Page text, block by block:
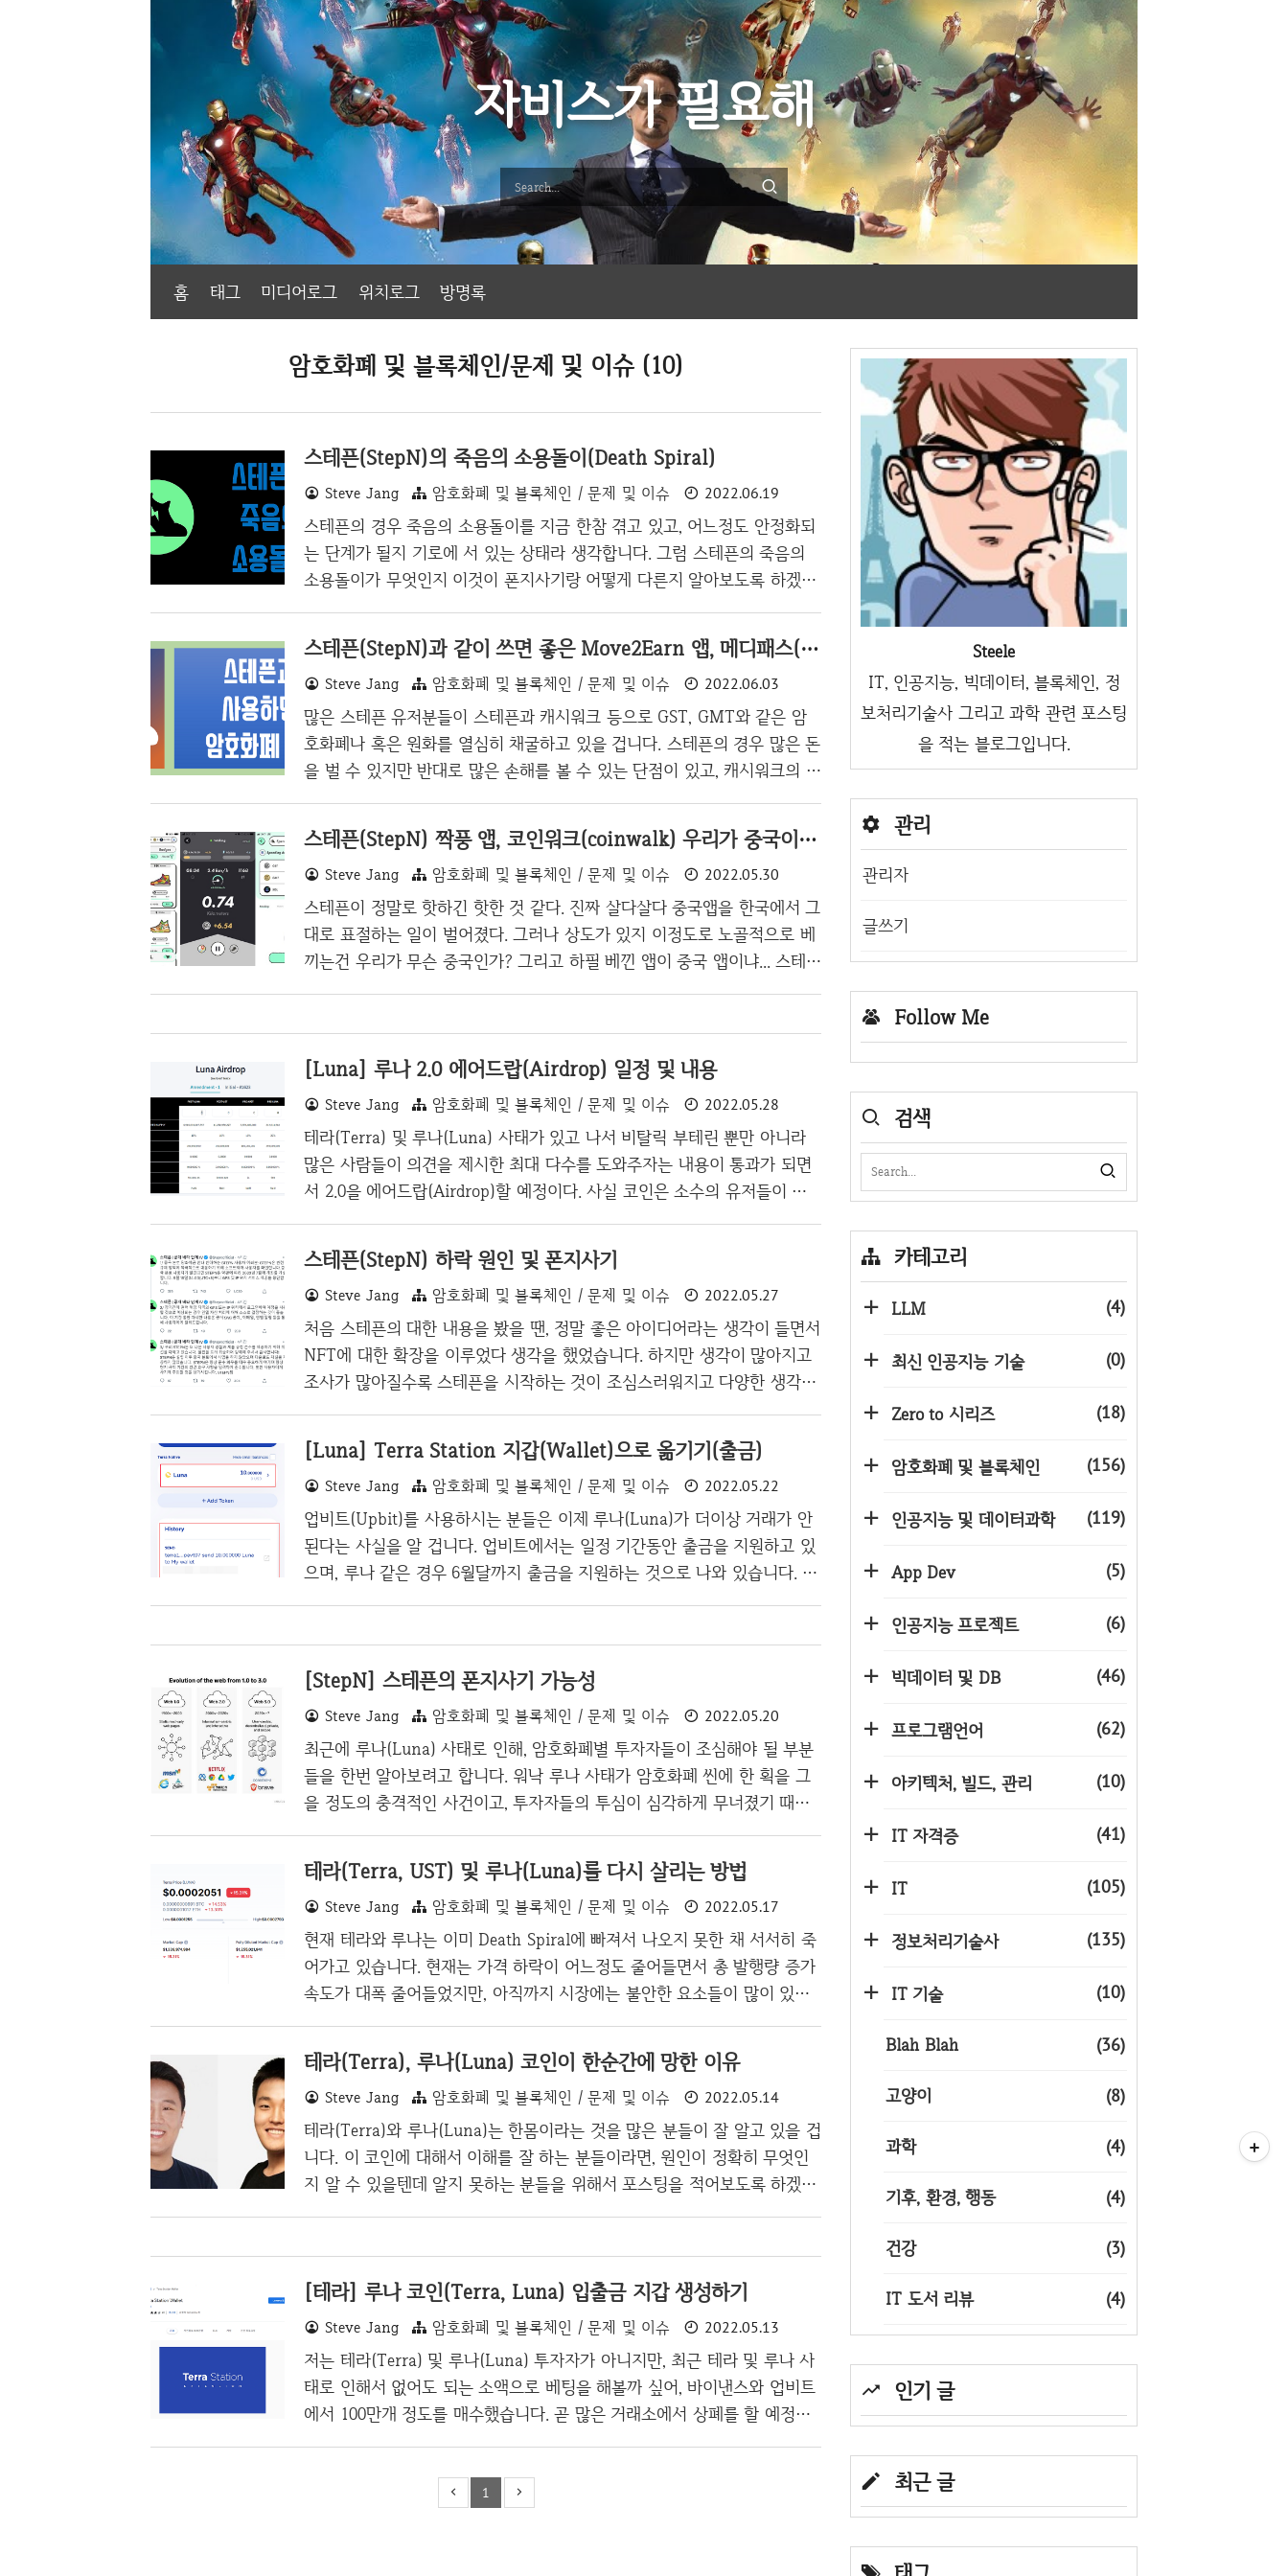
자비스가 필요해
홈 태그 미디어로그 위치로그 방명록
암호화폐 및 블록체인/문제 및 이슈 (10)
스테픈(StepN)의 죽음의 소용돌이(Death Spiral)
Steve Jang 암호화폐 및 블록체인 / 문제 및 이슈 2022.06.19
스테픈의 경우 죽음의 소용돌이를 지금 한참 겪고 있고, 어느정도 안정화되
는 단계가 될지 기로에 서 있는 상태라 생각합니다. 그럼 스테픈의 죽음의
소용돌이가 무엇인지 이것이 폰지사기랑 어떻게 다른지 알아보도록 하겠습
복잡하게 되어 있습니다. 문제는 이렇게 복잡하게 되어 있다면 예상치 못한
문제가 발생할 수 있다는 것입니다. 서브 프라임 모기지 사태가 복잡한 파생
모기지 상품으로 무너졌듯, 화폐 설계가 복잡하면 사이드 이펙이 발생하게
되는 것이죠. 위 스크린 샷은 제가 스테픈을 시작한 후, 신발 NFT의 마켓 가
격을 일정 기간마다 스크린샷으로 찍은 것입니다. Default가 Lowest Price
이기 때문에 쉽게 가장 싼 가격을 찍은것이..
스테픈(StepN)과 같이 쓰면 좋은 Move2Earn 앱, 메디패스(Medipass)
Steve Jang 암호화폐 및 블록체인 / 문제 및 이슈 2022.06.03
많은 스테픈 유저분들이 스테픈과 캐시워크 등으로 GST, GMT와 같은 암
호화폐나 혹은 원화를 열심히 채굴하고 있을 겁니다. 스테픈의 경우 많은 돈
을 벌 수 있지만 반대로 많은 손해를 볼 수 있는 단점이 있고, 캐시워크의 경
으로 저는 메디블록(Medibloc)에서 만든 메디패스(Medipass) 앱을 추천해
드립니다. 캐시워크처럼 불편하지 않으면서도 매수 편리하게 암호화폐를 채
굴할 수 있으며 캐시워크보다 더욱 많은 돈을 주기도 하며, 암호화폐 역시
크게 오를 경우, 꽤 높은 수익률을 자랑할 수 있기 때문입니다. 메디패스의
경우 걸음수만 채워지면 코인을 주며, 출석체크를 해도 코인을 줍니다. 저같
은 경우 어제 200 메디를 받아서..
스테픈(StepN) 짝풍 앱, 코인워크(coinwalk) 우리가 중국이가?
Steve Jang 암호화폐 및 블록체인 / 문제 및 이슈 2022.05.30
스테픈이 정말로 핫하긴 핫한 것 같다. 진짜 살다살다 중국앱을 한국에서 그
대로 표절하는 일이 벌어졌다. 그러나 상도가 있지 이정도로 노골적으로 베
끼는건 우리가 무슨 중국인가? 그리고 하필 베낀 앱이 중국 앱이냐... 스테픈
데 이렇게 앱 만들어서 성공하는 것도 쪽팔리고, 그냥 나오는것 자체가 개
쪽팔리다. 이따위로 만들어 놓고, 네이버 제페토랑 연동한다느니 어쩌느니
말이 많은데.... 진짜 평생 놀림감 당할 것으로 예상되며 이런 앱을 보고 중
슨 가게가 뜨면 그대로 똑같은 가게를 건너편에 오픈하..
[Luna] 루나 2.0 에어드랍(Airdrop) 일정 및 내용
Steve Jang 암호화폐 및 블록체인 / 문제 및 이슈 2022.05.28
테라(Terra) 및 루나(Luna) 사태가 있고 나서 비탈릭 부테린 뿐만 아니라
많은 사람들이 의견을 제시한 최대 다수를 도와주자는 내용이 통과가 되면
서 2.0을 에어드랍(Airdrop)할 예정이다. 사실 코인은 소수의 유저들이 대
더들을 최대한 많이 도와주는 것을 결론을 내렸다. 반대로 대규모 홀더들은
앞으로 어떻게 지원이 될지는 모르겠다. 국내 거래소는 퇴출 루나가 김치 코
인이라고 하지만, 아이러니하게도 국내 거래소에서는 모두 퇴출이 될 예정
이다. 한국 코인 시장에 기름을 끼얹으며 수많은 거래소에 피해를 입힌 이
김치 코인을 누가 좋아하겠냐만, 그래도 가장 큰 거래소인 바이낸스(Binan
ce)에서는 퇴출 시키지 않고, BUSD로..
스테픈(StepN) 하락 원인 및 폰지사기
Steve Jang 암호화폐 및 블록체인 / 문제 및 이슈 2022.05.27
처음 스테픈의 대한 내용을 봤을 땐, 정말 좋은 아이디어라는 생각이 들면서
NFT에 대한 확장을 이루었다 생각을 했었습니다. 하지만 생각이 많아지고
조사가 많아질수록 스테픈을 시작하는 것이 조심스러워지고 다양한 생각을
a)가 결국 폰지사기가 되면서 스테픈 역시 이와 같은 노선을 걸을 수 있다는
점을 경고하고 싶었습니다. 그러다가 최근에 스테픈은 중국 서비스를 중지
하면서 엄청난 폭락을 겪었고, 이로 인해서 솔라나(Solana)도 대규모 폭락
을 하게 된 것으로 보입니다. (아직 확실하지는 않습니다.) 문제는 이제 스테
픈은 정말 폰지사기 길로 갈수 있다는 것입니다. 일단 제가 스테픈이 폰지사
기가 될 수 있는 포스팅은 이전 내용을 확..
[Luna] Terra Station 지갑(Wallet)으로 옮기기(출금)
Steve Jang 암호화폐 및 블록체인 / 문제 및 이슈 2022.05.22
업비트(Upbit)를 사용하시는 분들은 이제 루나(Luna)가 더이상 거래가 안
된다는 사실을 알 겁니다. 업비트에서는 일정 기간동안 출금을 지원하고 있
으며, 루나 같은 경우 6월달까지 출금을 지원하는 것으로 나와 있습니다. 바
갑을 쓰는 것이 낫겠죠. 일단 전용 지갑을 만드는 방법은 이전 포스팅에서
적어놨으니, 아래의 포스팅을 참고하시면 됩니다. [테라] 루나 코인(Terra,
Luna) 입출금 지갑 생성하기 [테라] 루나 코인(Terra, Luna) 입출금 지갑
및 루나 사태..
[StepN] 스테픈의 폰지사기 가능성
Steve Jang 암호화폐 및 블록체인 / 문제 및 이슈 2022.05.20
최근에 루나(Luna) 사태로 인해, 암호화폐별 투자자들이 조심해야 될 부분
들을 한번 알아보려고 합니다. 워낙 루나 사태가 암호화폐 씬에 한 획을 그
을 정도의 충격적인 사건이고, 투자자들의 투심이 심각하게 무너졌기 때문
합니다. 스테픈은 망하더라도 루나처럼 심각하게 무너지지는 않을 겁니다.
루나는 마치 무한루프에 빠진 프로그램처럼 지속적으로 하방을 향해 달려갔
지만, 스테픈은 무너진다 하더라도 서서히 무너질 것이며 순식간에는 무너
지지는 않을 것입니다. 아니 여태까지 암호화폐 역사상 루나같은 케이스가
있나 싶을 정도이니, 스테픈은 그렇게 무너지지는 않겠죠. 그러나 지피지기
면 백전백승이라고, 스테픈을 투자하는 투자자라든지 혹은 앞으로 스테픈..
테라(Terra, UST) 및 루나(Luna)를 다시 살리는 방법
Steve Jang 암호화폐 및 블록체인 / 문제 및 이슈 2022.05.17
현재 테라와 루나는 이미 Death Spiral에 빠져서 나오지 못한 채 서서히 죽
어가고 있습니다. 현재는 가격 하락이 어느정도 줄어들면서 총 발행량 증가
속도가 대폭 줄어들었지만, 아직까지 시장에는 불안한 요소들이 많이 있습
력이 한번 쏘지 않을까?라는 기대감에 매수를 한 사람들이 많으나, 한때 4
사토시까지 갔던, 루나는 1~2 사토시에서 머물며, 곧 2사토시에서 파는 것
도 힘든 모습을 보여줄 것 같습니다. 이미 다른 거래소(ex: 코인원, 바이낸스
등)에서 싸게 살 수 있으며, 국내 거래소인 코인원에서는 현재 0.257원에 매
수가 가능합니다. 거래소에서 입금을 막아놨기 때문에 가격 차이가 안정화
될때까지 입출금이 막힐 가능성이..
테라(Terra), 루나(Luna) 코인이 한순간에 망한 이유
Steve Jang 암호화폐 및 블록체인 / 문제 및 이슈 2022.05.14
테라(Terra)와 루나(Luna)는 한몸이라는 것을 많은 분들이 잘 알고 있을 겁
니다. 이 코인에 대해서 이해를 잘 하는 분들이라면, 원인이 정확히 무엇인
지 알 수 있을텐데 알지 못하는 분들을 위해서 포스팅을 적어보도록 하겠습
요하다라고 생각하여 신현성 티켓 몬스터 창립자와 권도형 전 애플 엔지니
어가 협력하여 테라를 만들게 됩니다. 테라는 국내 코인으로 시총 10위권안
에 안착하며 성공적인 코인으로 급부상하게 되며, 시총이 몇십조원까지 가
나(Luna) 코인은 쉽게 이해하기 힘든 알고리즘으..
[테라] 루나 코인(Terra, Luna) 입출금 지갑 생성하기
Steve Jang 암호화폐 및 블록체인 / 문제 및 이슈 2022.05.13
저는 테라(Terra) 및 루나(Luna) 투자자가 아니지만, 최근 테라 및 루나 사
태로 인해서 없어도 되는 소액으로 베팅을 해볼까 싶어, 바이낸스와 업비트
에서 100만개 정도를 매수했습니다. 곧 많은 거래소에서 상폐를 할 예정으
낮은 금액으로 매수를 한 것 같습니다. 업비트의 경우 비트코인으로 매수가
1
Steele
IT, 인공지능, 빅데이터, 블록체인, 정
보처리기술사 그리고 과학 관련 포스팅
을 적는 블로그입니다.
관리
관리자
글쓰기
Follow Me
검색
카테고리
LLM (4)
최신 인공지능 기술 (0)
Zero to 시리즈 (18)
암호화폐 및 블록체인 (156)
인공지능 및 데이터과학 (119)
App Dev (5)
인공지능 프로젝트 (6)
빅데이터 및 DB (46)
프로그램언어 (62)
아키텍처, 빌드, 관리 (10)
IT 자격증 (41)
IT (105)
정보처리기술사 (135)
IT 기술 (10)
Blah Blah (36)
고양이 (8)
과학 (4)
기후, 환경, 행동 (4)
건강 (3)
IT 도서 리뷰 (4)
인기 글
최근 글